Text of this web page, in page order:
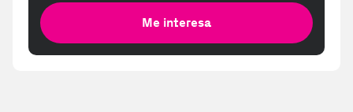
Me interesa